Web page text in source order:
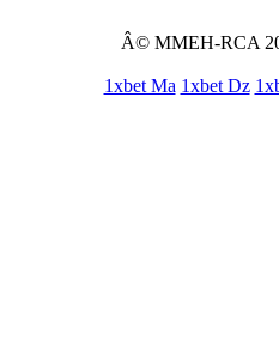
Â© MMEH-RCA
1xbet Ma 1xbet Dz